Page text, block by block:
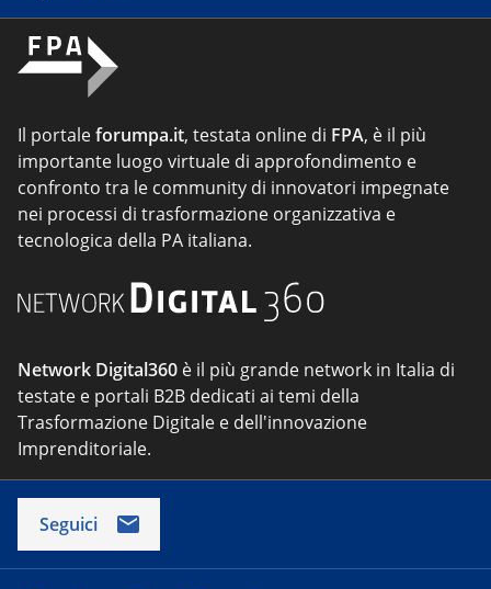
Il portaleforumpa.it, testata online di FPA, è il più
importante luogo virtuale di approfondimento e
confronto tra le community di innovatori impegnate
nei processi di trasformazione organizzativa e
tecnologica della PA italiana.
Network Digital360 è il più grande network in Italia di
testate e portali B2B dedicati ai temi della
Trasformazione Digitale e dell'innovazione
Imprenditoriale.
Seguici